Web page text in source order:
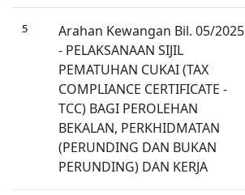
5
Arahan Kewangan Bil. 05/2025
- PELAKSANAAN SIJIL
PEMATUHAN CUKAI (TAX
COMPLIANCE CERTIFICATE -
TCC) BAGI PEROLEHAN
BEKALAN, PERKHIDMATAN
(PERUNDING DAN BUKAN
PERUNDING) DAN KERJA